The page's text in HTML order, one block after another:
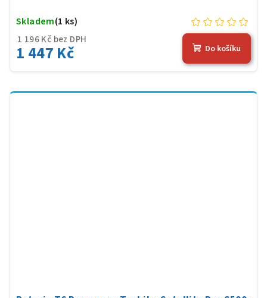
1 196 Kč bez DPH
1 447 Kč
Skladem(1 ks)
Do košíku